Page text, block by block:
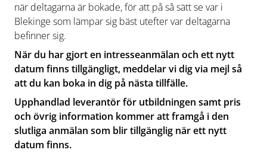
när deltagarna är bokade, för att på så sätt se var i
Blekinge som lämpar sig bäst utefter var deltagarna
befinner sig.
När du har gjort en intresseanmälan och ett nytt
datum finns tillgängligt, meddelar vi dig via mejl så
att du kan boka in dig på nästa tillfälle.
Upphandlad leverantör för utbildningen samt pris
och övrig information kommer att framgå i den
slutliga anmälan som blir tillgänglig när ett nytt
datum finns.